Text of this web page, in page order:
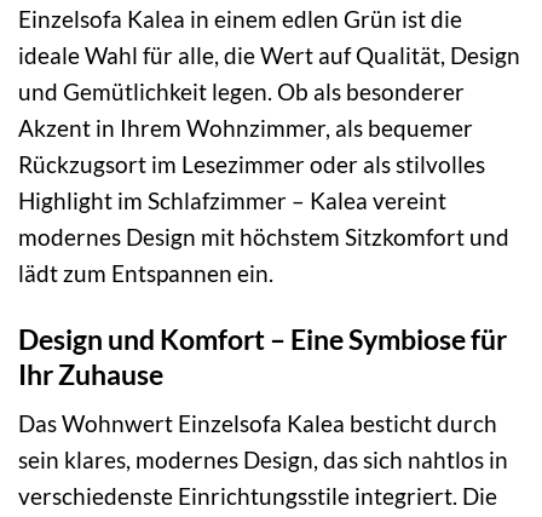
Einzelsofa Kalea in einem edlen Grün ist die
ideale Wahl für alle, die Wert auf Qualität, Design
und Gemütlichkeit legen. Ob als besonderer
Akzent in Ihrem Wohnzimmer, als bequemer
Rückzugsort im Lesezimmer oder als stilvolles
Highlight im Schlafzimmer – Kalea vereint
modernes Design mit höchstem Sitzkomfort und
lädt zum Entspannen ein.
Design und Komfort – Eine Symbiose für
Ihr Zuhause
Das Wohnwert Einzelsofa Kalea besticht durch
sein klares, modernes Design, das sich nahtlos in
verschiedenste Einrichtungsstile integriert. Die